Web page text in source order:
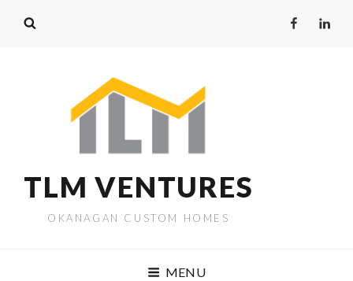
Facebook
TLM VENTURES
OKANAGAN CUSTOM HOMES
MENU